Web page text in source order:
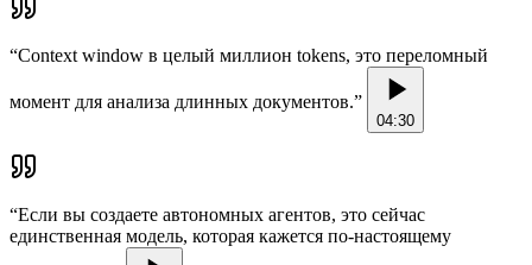
“Context window в целый миллион tokens, это переломный
момент для анализа длинных документов.”
04:30
“Если вы создаете автономных агентов, это сейчас
единственная модель, которая кажется по-настоящему